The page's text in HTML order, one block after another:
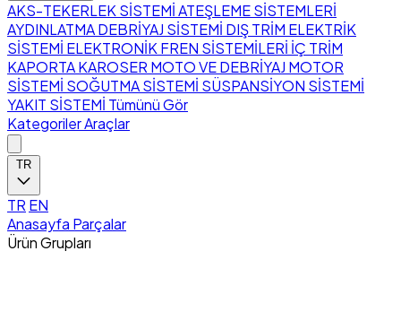
AKS-TEKERLEK SİSTEMİATEŞLEME SİSTEMLERİ
AYDINLATMADEBRİYAJ SİSTEMİ DIŞ TRİM ELEKTRİK
SİSTEMİ ELEKTRONİK FREN SİSTEMİLERİ İÇ TRİM
KAPORTAKAROSER MOTO VE DEBRİYAJ MOTOR
SİSTEMİ SOĞUTMA SİSTEMİ SÜSPANSİYON SİSTEMİ
YAKIT SİSTEMİ Tümünü Gör
KategorilerAraçlar
TR
TR EN
Anasayfa Parçalar
Ürün Grupları